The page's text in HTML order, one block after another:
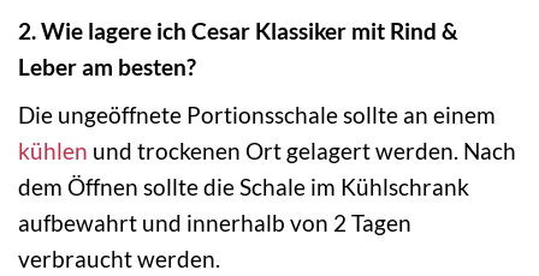
2. Wie lagere ich Cesar Klassiker mit Rind &
Leber am besten?
Die ungeöffnete Portionsschale sollte an einem
kühlen und trockenen Ort gelagert werden. Nach
dem Öffnen sollte die Schale im Kühlschrank
aufbewahrt und innerhalb von 2 Tagen
verbraucht werden.